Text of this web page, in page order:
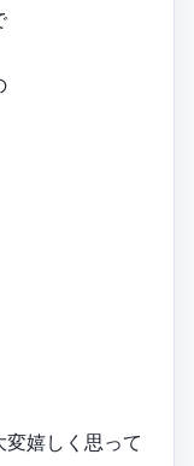
変嬉しく思って